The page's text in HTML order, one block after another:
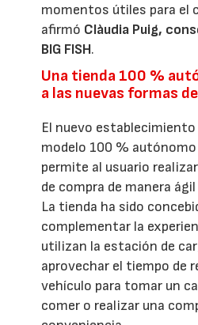
momentos útiles para el
afirmó Clàudia Puig,
BIG FISH.
Una tienda 100 %
a las nuevas formas
El nuevo
modelo 100 % autónomo
permite al usuario
de compra de manera
La tienda ha sido
complementar la
utilizan la estación de
aprovechar el tiempo de
vehículo para tomar un
comer o realizar una